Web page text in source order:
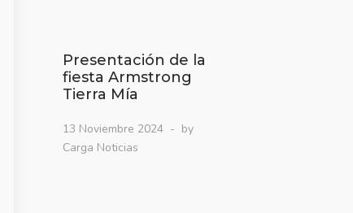
Presentación de la
fiesta Armstrong
Tierra Mía
13 Noviembre 2024
by
Carga Noticias